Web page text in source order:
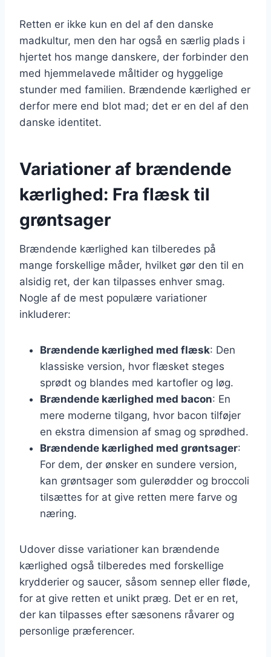
Retten er ikke kun en del af den danske
madkultur, men den har også en særlig plads i
hjertet hos mange danskere, der forbinder den
med hjemmelavede måltider og hyggelige
stunder med familien. Brændende kærlighed er
derfor mere end blot mad; det er en del af den
danske identitet.
Variationer af brændende
kærlighed: Fra flæsk til
grøntsager
Brændende kærlighed kan tilberedes på
mange forskellige måder, hvilket gør den til en
alsidig ret, der kan tilpasses enhver smag.
Nogle af de mest populære variationer
inkluderer:
Brændende kærlighed med flæsk: Den
klassiske version, hvor flæsket steges
sprødt og blandes med kartofler og løg.
Brændende kærlighed med bacon: En
mere moderne tilgang, hvor bacon tilføjer
en ekstra dimension af smag og sprødhed.
Brændende kærlighed med grøntsager:
For dem, der ønsker en sundere version,
kan grøntsager som gulerødder og broccoli
tilsættes for at give retten mere farve og
næring.
Udover disse variationer kan brændende
kærlighed også tilberedes med forskellige
krydderier og saucer, såsom sennep eller fløde,
for at give retten et unikt præg. Det er en ret,
der kan tilpasses efter sæsonens råvarer og
personlige præferencer.